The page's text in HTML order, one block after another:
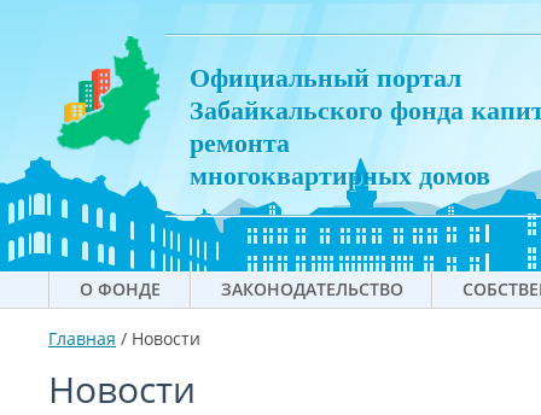
Официальный портал
Забайкальского фонда
ремонта
многоквартирных домов
О ФОНДЕ ЗАКОНОДАТЕЛЬСТВО
Главная / Новости
Новости